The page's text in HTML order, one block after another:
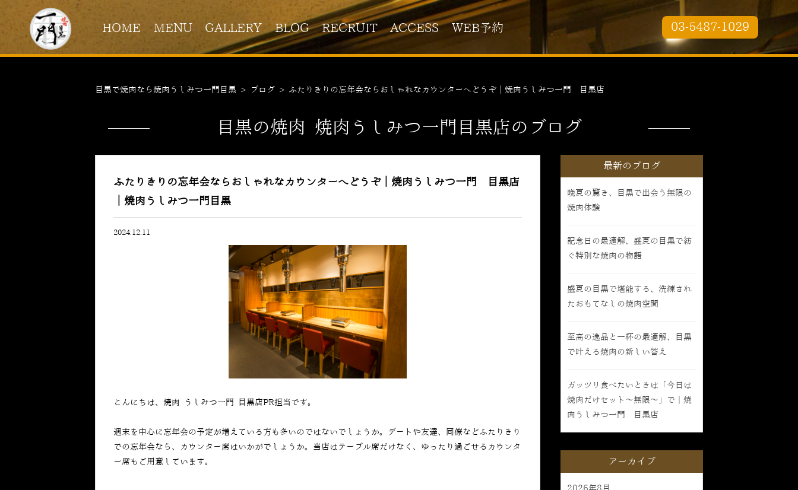
HOME MENU GALLERY BLOG RECRUIT ACCESS WEB予約 03-5487-1029
目黒で焼肉なら焼肉うしみつ一門目黒 > ブログ > ふたりきりの忘年会ならおしゃれなカウンターへどうぞ｜焼肉うしみつ一門 目黒店
目黒の焼肉 焼肉うしみつ一門目黒店のブログ
ふたりきりの忘年会ならおしゃれなカウンターへどうぞ｜焼肉うしみつ一門 目黒店
｜焼肉うしみつ一門目黒
2024.12.11
こんにちは、焼肉 うしみつ一門 目黒店PR担当です。
週末を中心に忘年会の予定が増えている方も多いのではないでしょうか。デートや友達、同僚などふたりきり
での忘年会なら、カウンター席はいかがでしょうか。当店はテーブル席だけなく、ゆったり過ごせるカウンタ
ー席もご用意しています。
最新のブログ
晩夏の驚き、目黒で出会う無限の
焼肉体験
記念日の最適解、盛夏の目黒で紡
ぐ特別な焼肉の物語
盛夏の目黒で堪能する、洗練され
たおもてなしの焼肉空間
至高の逸品と一杯の最適解、目黒
で叶える焼肉の新しい答え
ガッツリ食べたいときは「今日は
焼肉だけセット〜無限〜」で｜焼
肉うしみつ一門 目黒店
アーカイブ